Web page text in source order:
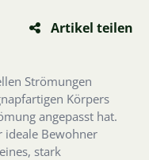
Artikel teilen
Strömungen
Körpers
angepasst hat.
ideale Bewohner
stark